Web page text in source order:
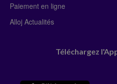
Paiement en ligne
Alloj Actualités
Téléchargez